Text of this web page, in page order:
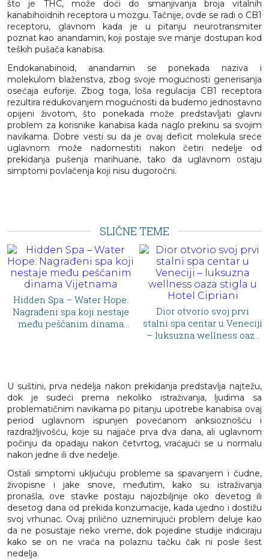
što je THC, može doći do smanjivanja broja vitalnih
kanabihoidnih receptora u mozgu. Tačnije, ovde se radi o CB1
receptoru, glavnom kada je u pitanju neurotransmiter
poznat kao anandamin, koji postaje sve manje dostupan kod
teških pušača kanabisa.
Endokanabinoid, anandamin se ponekada naziva i
molekulom blaženstva, zbog svoje mogućnosti generisanja
osećaja euforije. Zbog toga, loša regulacija CB1 receptora
rezultira redukovanjem mogućnosti da budemo jednostavno
opijeni životom, što ponekada može predstavljati glavni
problem za korisnike kanabisa kada naglo prekinu sa svojim
navikama. Dobre vesti su da je ovaj deficit molekula sreće
uglavnom može nadomestiti nakon četiri nedelje od
prekidanja pušenja marihuane, tako da uglavnom ostaju
simptomi povlačenja koji nisu dugoročni.
SLIČNE TEME
– Water Hope:
koji nestaje
dinama
Dior otvorio svoj prvi
stalni spa centar u Veneciji
– luksuzna wellness oaza
Dior
U suštini, prva nedelja nakon prekidanja predstavlja najtežu,
dok je sudeći prema nekoliko istraživanja, ljudima sa
problematičnim navikama po pitanju upotrebe kanabisa ovaj
period uglavnom ispunjen povećanom anksioznošću i
razdražljivošću, koje su najjače prva dva dana, ali uglavnom
počinju da opadaju nakon četvrtog, vraćajući se u normalu
nakon jedne ili dve nedelje.
Ostali simptomi uključuju probleme sa spavanjem i čudne,
živopisne i jake snove, međutim, kako su istraživanja
pronašla, ove stavke postaju najozbiljnije oko devetog ili
desetog dana od prekida konzumacije, kada ujedno i dostižu
svoj vrhunac. Ovaj prilično uznemirujući problem deluje kao
da ne posustaje neko vreme, dok pojedine studije indiciraju
kako se on ne vraća na polaznu tačku čak ni posle šest
nedelja.